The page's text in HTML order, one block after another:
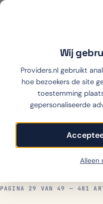
Wij
Providers.nl gebruikt
hoe bezoekers de site
toestemming
gepersonaliseerde
Alleen
REDACTIE SINDS 2007
Nieuws
energie in Nederland.
advertoriële content.
PAGINA 29 VAN 49 — 481